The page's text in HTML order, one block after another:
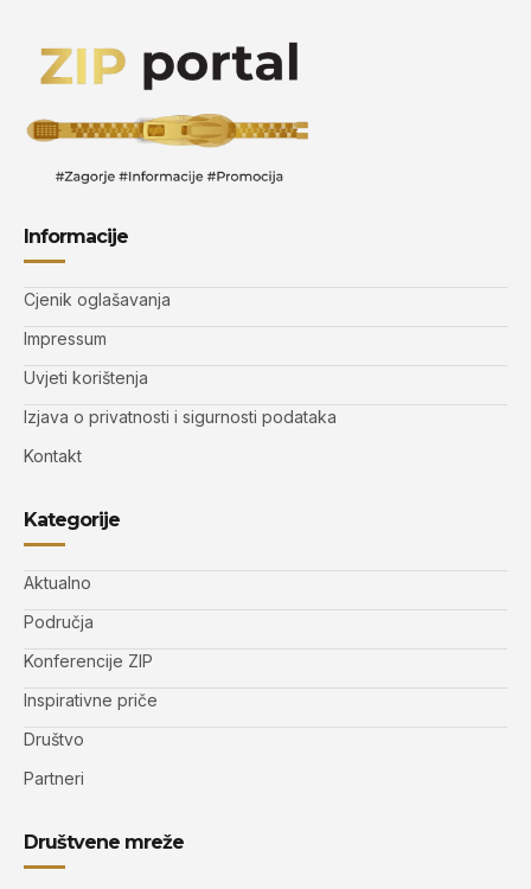
Informacije
Cjenik oglašavanja
Impressum
Uvjeti korištenja
Izjava o privatnosti i sigurnosti podataka
Kontakt
Kategorije
Aktualno
Područja
Konferencije ZIP
Inspirativne priče
Društvo
Partneri
Društvene mreže